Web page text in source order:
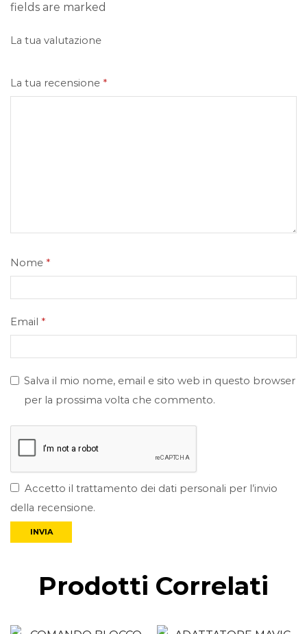
fields are marked
La tua valutazione
La tua recensione *
Nome *
Email *
Salva il mio nome, email e sito web in questo browser
per la prossima volta che commento.
Accetto il trattamento dei dati personali per l’invio
della recensione.
Prodotti Correlati